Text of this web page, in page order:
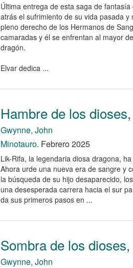
Última entrega de esta saga de
atrás el sufrimiento de su vida pasada
pleno derecho de los Hermanos de
camaradas y él se enfrentan al mayor
dragón.
Elvar dedica ...
Hambre de los
Gwynne, John
Minotauro. Febrero 2025
Lik-Rifa, la legendaria diosa dragona,
Ahora urde una nueva era de sangre y
la búsqueda de su hijo desaparecido,
una desesperada carrera hacia el sur
da sus primeros pasos en ...
Sombra de los
Gwynne, John